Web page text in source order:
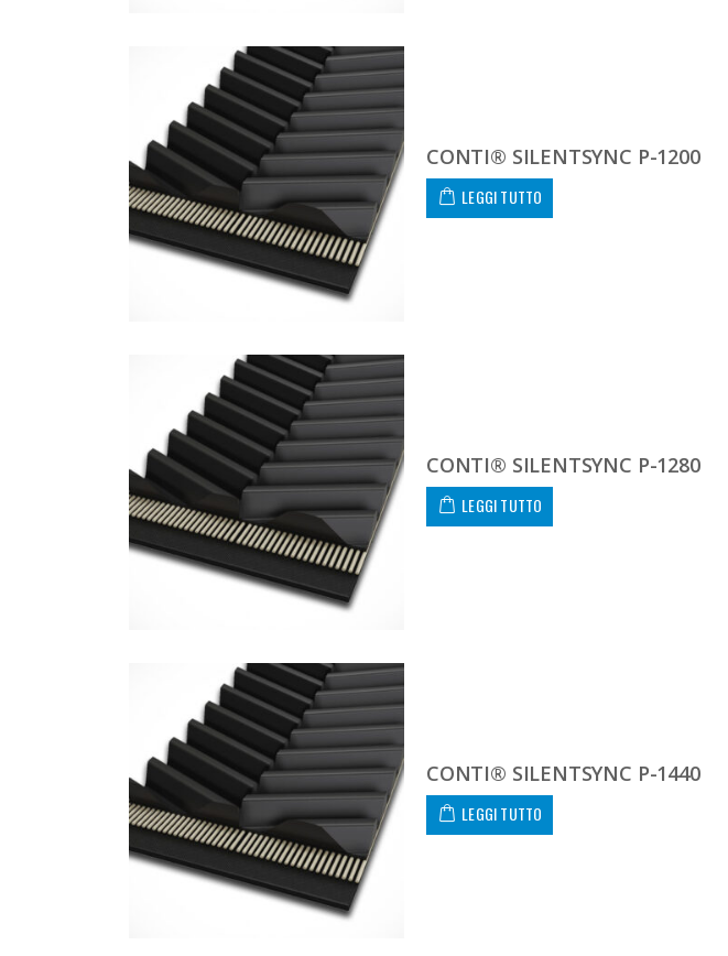
CONTI® SILENTSYNC P-1200
LEGGI TUTTO
CONTI® SILENTSYNC P-1280
LEGGI TUTTO
CONTI® SILENTSYNC P-1440
LEGGI TUTTO